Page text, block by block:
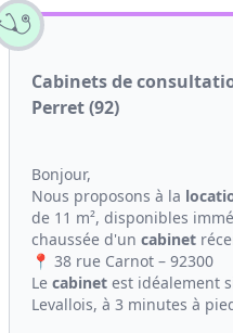
Cabinets de
Perret (92)
Bonjour,
Nous proposons à la
de 11 m², disponibles
chaussée d'un cabinet
📍 38 rue Carnot – 92300
Le cabinet est idéalement
Levallois, à 3 minutes à